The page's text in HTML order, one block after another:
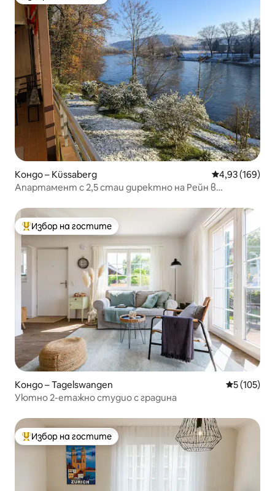
Кондо – Küssaberg Средна
4,93 (169)
Апартамент с 2,5 стаи директно на Рейн в
Най-популярен избор на гостите
Избор на гостите
Кондо – Tagelswangen Средна
5 (105)
Уютно 2-етажно студио с градина
Най-популярен избор на гостите
Избор на гостите